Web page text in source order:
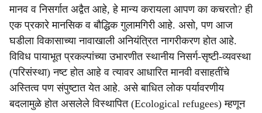
मानव व निसर्गात अद्वैत आहे, हे मान्य करायला आपण का कचरतो? ही
एक प्रकारे मानसिक व बौद्धिक गुलामगिरी आहे. असो, पण आज
घडीला विकासाच्या नावाखाली अनियंत्रित नागरीकरण होत आहे.
विविध पायाभूत प्रकल्पांच्या उभारणीत स्थानीय निसर्ग-सृष्टी-व्यवस्था
(परिसंस्था) नष्ट होत आहे व त्यावर आधारित मानवी वसाहतींचे
अस्तित्व पण संपुष्टात येत आहे. असे बाधित लोक पर्यावरणीय
बदलामुळे होत असलेले विस्थापित (Ecological refugees) म्हणून